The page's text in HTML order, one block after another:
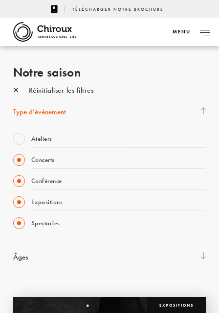
TÉLÉCHARGER NOTRE BROCHURE
CENTRE CULTUREL - LIÈGE
MENU
Notre saison
Réinitialiser les filtres
Type d’événement
Ateliers
Concerts
Conférence
Expositions
Spectacles
Âges
EXPOSITIONS